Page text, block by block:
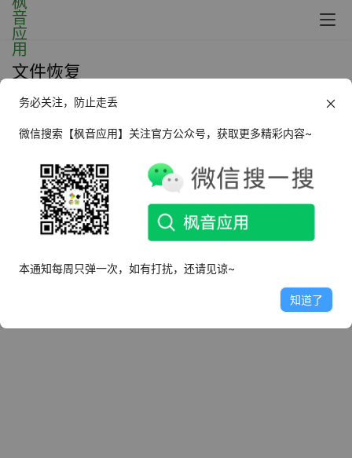
文件恢复
_v9.5
2025年1月7日
务必关注，防止走丢
微信搜索【枫音应用】关注官方公众号，获取更多精彩内容~
本通知每周只弹一次，如有打扰，还请见谅~
知道了